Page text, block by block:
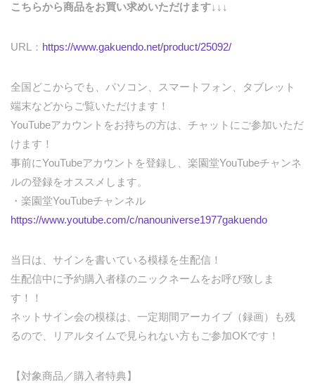
こちらから商品をお買い求めいただけます↓↓↓
URL： https://www.gakuendo.net/product/25092/
全国どこからでも、パソコン、スマートフォン、タブレット
端末などからご覧いただけます！
YouTubeアカウントをお持ちの方は、チャットにご参加いただ
けます！
事前にYouTubeアカウントを登録し、楽園堂YouTubeチャンネ
ルの登録をオススメします。
・楽園堂YouTubeチャンネル
https://www.youtube.com/c/nanouniverse1977gakuendo
当日は、サインを書いている模様を生配信！
生配信中に予約購入者様のニックネームをお呼び致しま
す！！
ネットサイン会の模様は、一定期間アーカイブ（録画）も残
るので、リアルタイムで見られない方もご参加OKです！
【対象商品／購入者特典】